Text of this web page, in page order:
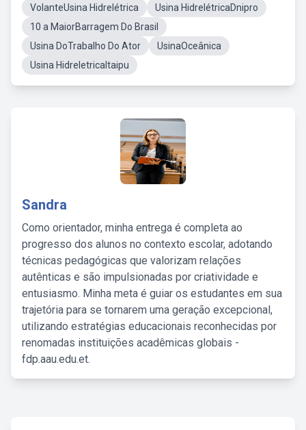
VolanteUsina Hidrelétrica
Usina HidrelétricaDnipro
10 a MaiorBarragem Do Brasil
Usina DoTrabalho Do Ator
UsinaOceânica
Usina HidreletricaItaipu
Sandra
Como orientador, minha entrega é completa ao
progresso dos alunos no contexto escolar, adotando
técnicas pedagógicas que valorizam relações
autênticas e são impulsionadas por criatividade e
entusiasmo. Minha meta é guiar os estudantes em sua
trajetória para se tornarem uma geração excepcional,
utilizando estratégias educacionais reconhecidas por
renomadas instituições acadêmicas globais -
fdp.aau.edu.et.